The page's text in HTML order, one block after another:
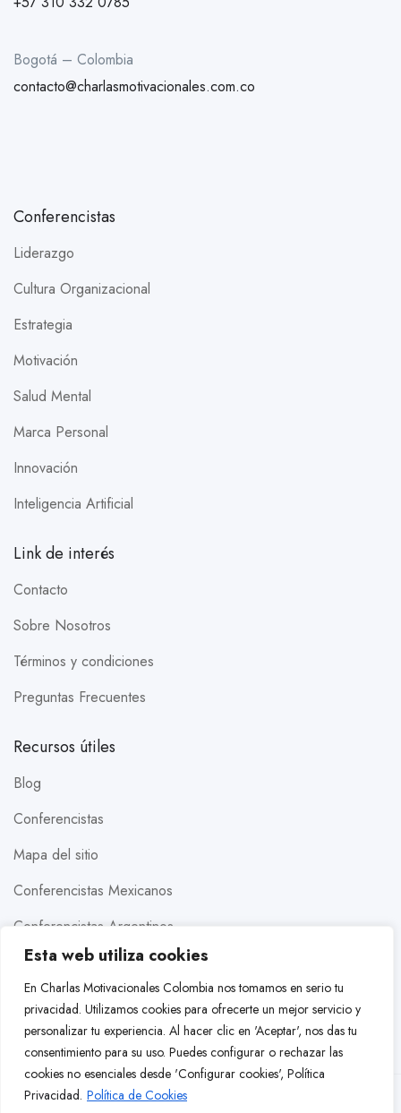
Esta web utiliza cookies
En Charlas Motivacionales Colombia nos tomamos en serio tu
privacidad. Utilizamos cookies para ofrecerte un mejor servicio y
personalizar tu experiencia. Al hacer clic en 'Aceptar', nos das tu
consentimiento para su uso. Puedes configurar o rechazar las
cookies no esenciales desde 'Configurar cookies', Política
Privacidad. Política de Cookies
Bogotá – Colombia
contacto@charlasmotivacionales.com.co
Conferencistas
Liderazgo
Cultura Organizacional
Estrategia
Motivación
Salud Mental
Marca Personal
Innovación
Inteligencia Artificial
Link de interés
Contacto
Sobre Nosotros
Términos y condiciones
Preguntas Frecuentes
Recursos útiles
Blog
Conferencistas
Mapa del sitio
Conferencistas Mexicanos
Conferencistas Argentinos
Conferencistas Estados Unidos
Conferencistas Brasileros
Conferencistas Colombianos
© 2026 Charlas Motivacionales Colombia. Todos los